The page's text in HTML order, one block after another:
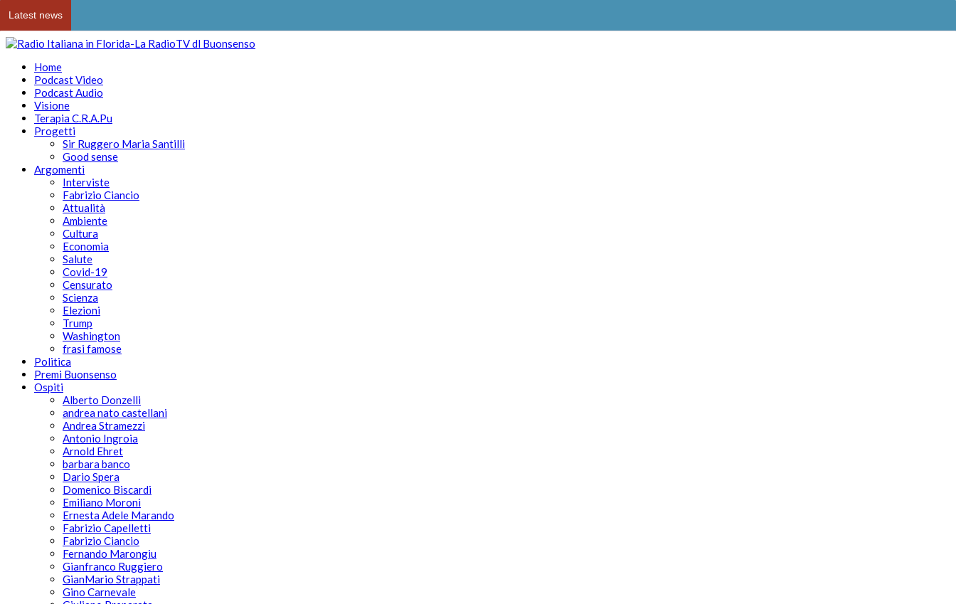
Latest news
Home
Podcast Video
Podcast Audio
Visione
Terapia C.R.A.Pu
Progetti
Sir Ruggero Maria Santilli
Good sense
Argomenti
Interviste
Fabrizio Ciancio
Attualità
Ambiente
Cultura
Economia
Salute
Covid-19
Censurato
Scienza
Elezioni
Trump
Washington
frasi famose
Politica
Premi Buonsenso
Ospiti
Alberto Donzelli
andrea nato castellani
Andrea Stramezzi
Antonio Ingroia
Arnold Ehret
barbara banco
Dario Spera
Domenico Biscardi
Emiliano Moroni
Ernesta Adele Marando
Fabrizio Capelletti
Fabrizio Ciancio
Fernando Marongiu
Gianfranco Ruggiero
GianMario Strappati
Gino Carnevale